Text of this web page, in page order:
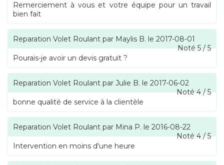
Remerciement à vous et votre équipe pour un travail
bien fait
Reparation Volet Roulant par Maylis B. le 2017-08-01
Noté5/5
Pourais-je avoir un devis gratuit ?
Reparation Volet Roulant par Julie B. le 2017-06-02
Noté4/5
bonne qualité de service à la clientèle
Reparation Volet Roulant par Mina P. le 2016-08-22
Noté4/5
Intervention en moins d'une heure